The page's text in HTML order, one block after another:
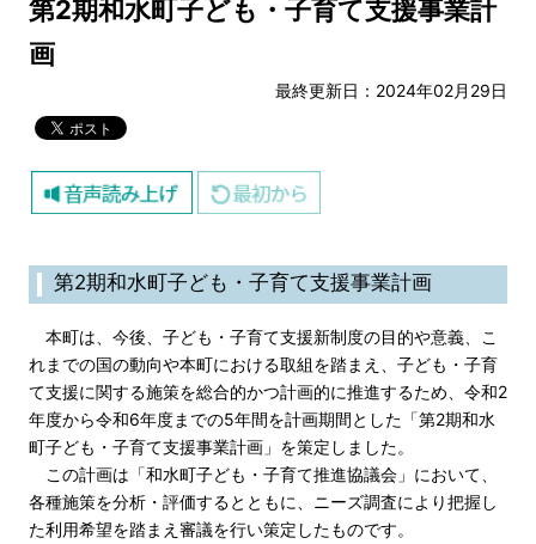
第2期和水町子ども・子育て支援事業計
画
最終更新日：2024年02月29日
第2期和水町子ども・子育て支援事業計画
本町は、今後、子ども・子育て支援新制度の目的や意義、こ
れまでの国の動向や本町における取組を踏まえ、子ども・子育
て支援に関する施策を総合的かつ計画的に推進するため、令和2
年度から令和6年度までの5年間を計画期間とした「第2期和水
町子ども・子育て支援事業計画」を策定しました。
この計画は「和水町子ども・子育て推進協議会」において、
各種施策を分析・評価するとともに、ニーズ調査により把握し
た利用希望を踏まえ審議を行い策定したものです。